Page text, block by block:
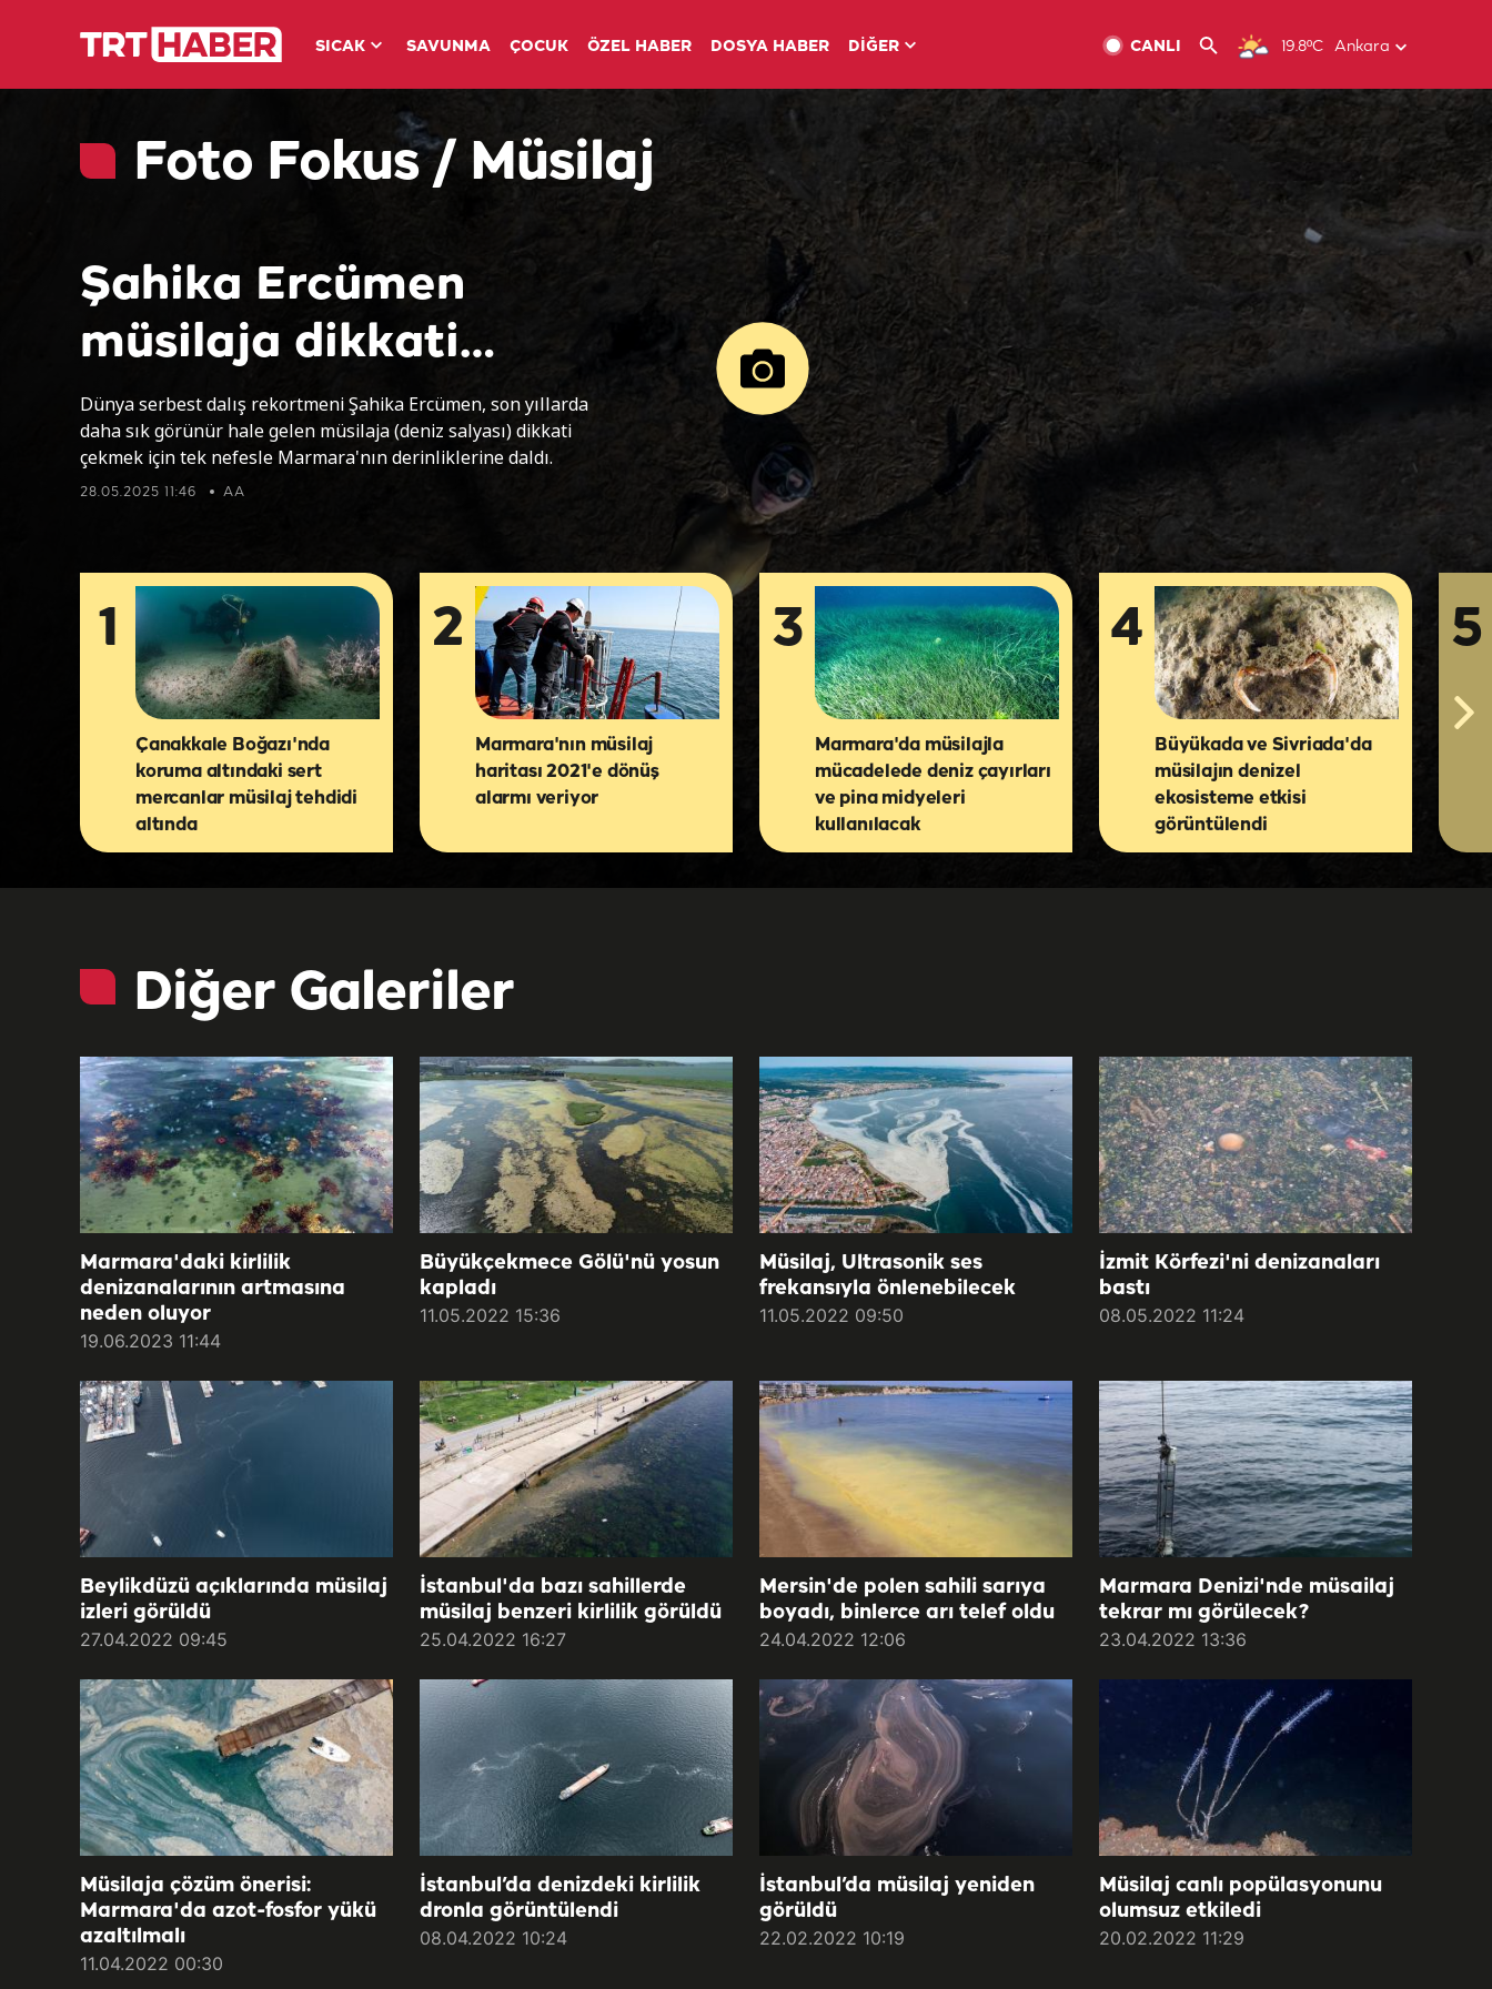
SICAK SAVUNMA ÇOCUK ÖZEL HABER DOSYA HABER DİĞER 19.8ºC Ankara
CANLI
Foto Fokus / Müsilaj
Şahika Ercümen
müsilaja dikkati
çekmek için
Marmara'ya umut
Dünya serbest dalış rekortmeni Şahika Ercümen, son yıllarda
daha sık görünür hale gelen müsilaja (deniz salyası) dikkati
çekmek için tek nefesle Marmara'nın derinliklerine daldı.
28.05.2025 11:46 AA
1
Çanakkale Boğazı'nda
koruma altındaki sert
mercanlar müsilaj tehdidi
altında
2
Marmara'nın müsilaj
haritası 2021'e dönüş
alarmı veriyor
3
Marmara'da müsilajla
mücadelede deniz çayırları
ve pina midyeleri
kullanılacak
4
Büyükada ve Sivriada'da
müsilajın denizel
ekosisteme etkisi
görüntülendi
5
Diğer Galeriler
Marmara'daki kirlilik
denizanalarının artmasına
neden oluyor
19.06.2023 11:44
Büyükçekmece Gölü'nü yosun
kapladı
11.05.2022 15:36
Müsilaj, Ultrasonik ses
frekansıyla önlenebilecek
11.05.2022 09:50
İzmit Körfezi'ni denizanaları
bastı
08.05.2022 11:24
Beylikdüzü açıklarında müsilaj
izleri görüldü
27.04.2022 09:45
İstanbul'da bazı sahillerde
müsilaj benzeri kirlilik görüldü
25.04.2022 16:27
Mersin'de polen sahili sarıya
boyadı, binlerce arı telef oldu
24.04.2022 12:06
Marmara Denizi'nde müsailaj
tekrar mı görülecek?
23.04.2022 13:36
Müsilaja çözüm önerisi:
Marmara'da azot-fosfor yükü
azaltılmalı
11.04.2022 00:30
İstanbul’da denizdeki kirlilik
dronla görüntülendi
08.04.2022 10:24
İstanbul’da müsilaj yeniden
görüldü
22.02.2022 10:19
Müsilaj canlı popülasyonunu
olumsuz etkiledi
20.02.2022 11:29